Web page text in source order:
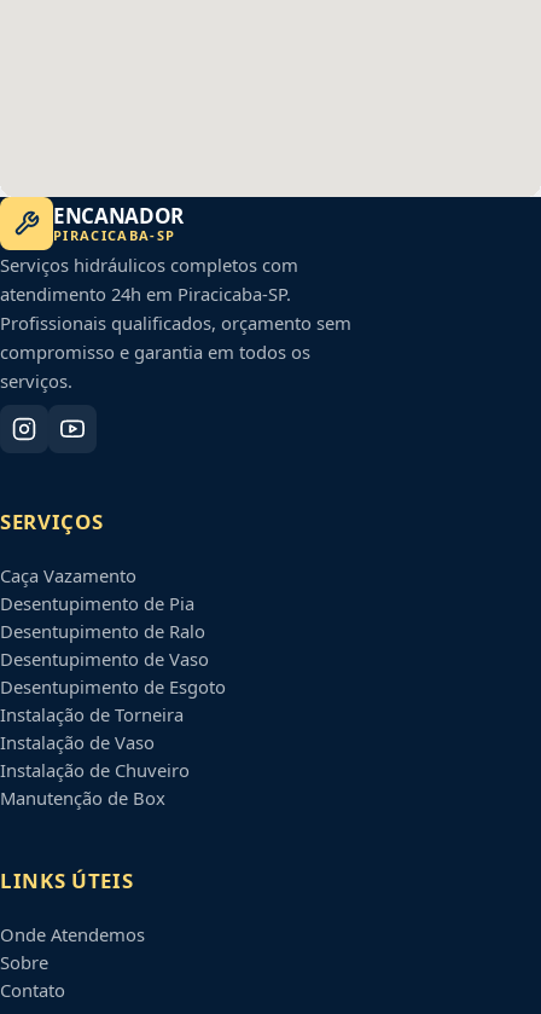
ENCANADOR
PIRACICABA-SP
Serviços hidráulicos completos com
atendimento 24h em Piracicaba-SP.
Profissionais qualificados, orçamento sem
compromisso e garantia em todos os
serviços.
SERVIÇOS
Caça Vazamento
Desentupimento de Pia
Desentupimento de Ralo
Desentupimento de Vaso
Desentupimento de Esgoto
Instalação de Torneira
Instalação de Vaso
Instalação de Chuveiro
Manutenção de Box
LINKS ÚTEIS
Onde Atendemos
Sobre
Contato